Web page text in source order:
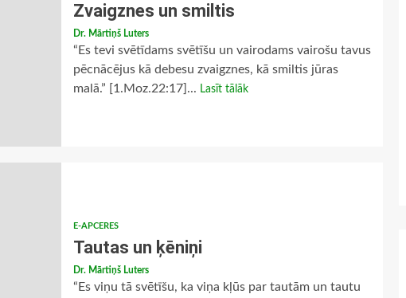
Zvaigznes un smiltis
Dr. Mārtiņš Luters
“Es tevi svētīdams svētīšu un vairodams vairošu tavus
pēcnācējus kā debesu zvaigznes, kā smiltis jūras
malā.” [1.Moz.22:17]... Lasīt tālāk
E-APCERES
Tautas un ķēniņi
Dr. Mārtiņš Luters
“Es viņu tā svētīšu, ka viņa kļūs par tautām un tautu